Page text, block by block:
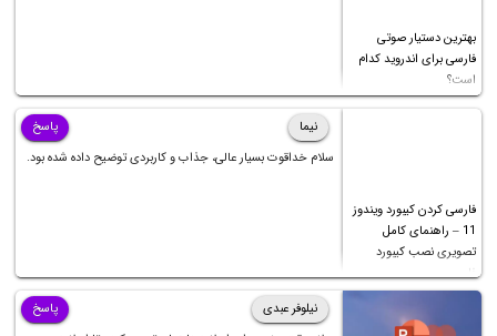
بهترین دستیار صوتی
فارسی برای اندروید کدام
است؟
فارسی کردن کیبورد ویندوز
11 – راهنمای کامل
تصویری نصب کیبورد
فارسی
نیما
سلام خداقوت بسیار عالی، جذاب و کاربردی توضیح داده شده بود.
پاسخ
نیلوفر عبدی
پاسخ